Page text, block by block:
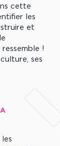
cette
les
et
!
ses
les